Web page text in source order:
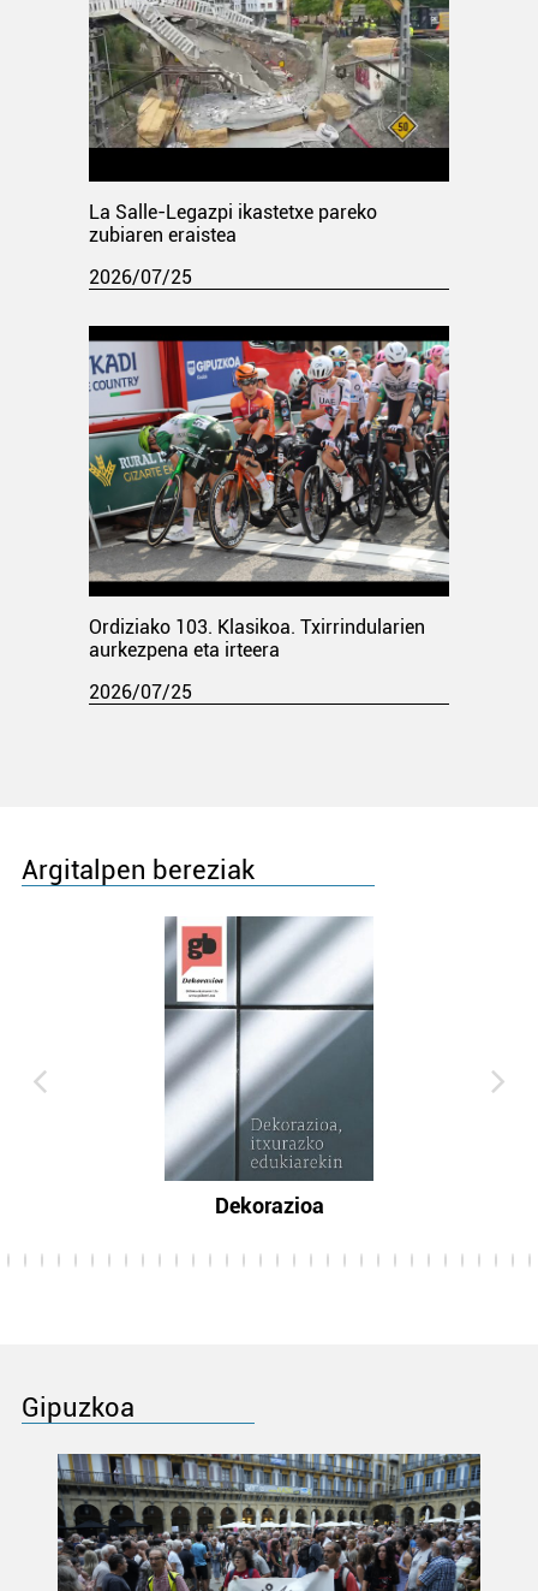
La Salle-Legazpi ikastetxe pareko
zubiaren eraistea
2026/07/25
Ordiziako 103. Klasikoa. Txirrindularien
aurkezpena eta irteera
2026/07/25
Argitalpen bereziak
Dekorazioa
Gipuzkoa